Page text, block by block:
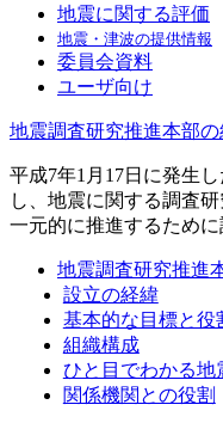
地震に関する評価
地震・津波の提供情報
委員会資料
ユーザ向け
地震調査研究推進本部の
平成7年1月17日に発生
し、地震に関する調査
一元的に推進するために
地震調査研究推進
設立の経緯
基本的な目標と役
組織構成
ひと目でわかる地
関係機関との役割